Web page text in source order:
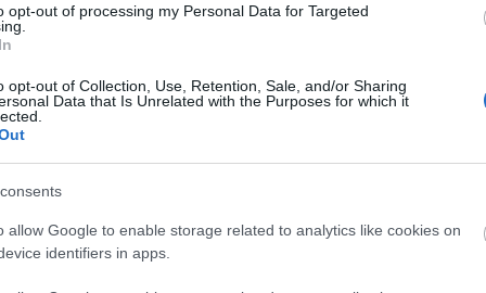
opt-out of processing my Personal Data for Targeted
opt-out of Collection, Use, Retention, Sale, and/or Sharing
Data that Is Unrelated with the Purposes for which it
allow Google to enable storage related to analytics like cookies on
identifiers in apps.
tudzież liczba